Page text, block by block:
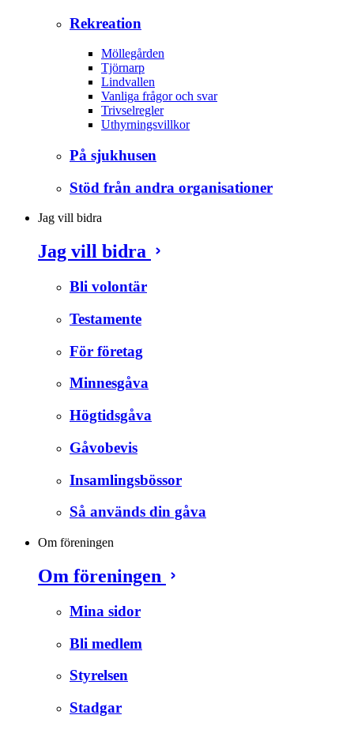
Rekreation
Möllegården
Tjörnarp
Lindvallen
Vanliga frågor och svar
Trivselregler
Uthyrningsvillkor
På sjukhusen
Stöd från andra organisationer
Jag vill bidra
Jag vill bidra
Bli volontär
Testamente
För företag
Minnesgåva
Högtidsgåva
Gåvobevis
Insamlingsbössor
Så används din gåva
Om föreningen
Om föreningen
Mina sidor
Bli medlem
Styrelsen
Stadgar